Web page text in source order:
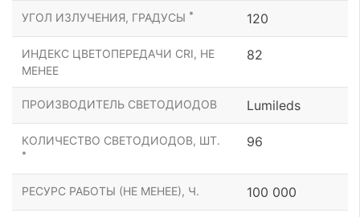
УГОЛ ИЗЛУЧЕНИЯ, ГРАДУСЫ * 120
ИНДЕКС ЦВЕТОПЕРЕДАЧИ CRI, НЕ
МЕНЕЕ
82
ПРОИЗВОДИТЕЛЬ СВЕТОДИОДОВ Lumileds
КОЛИЧЕСТВО СВЕТОДИОДОВ, ШТ.
*
96
РЕСУРС РАБОТЫ (НЕ МЕНЕЕ), Ч. 100 000